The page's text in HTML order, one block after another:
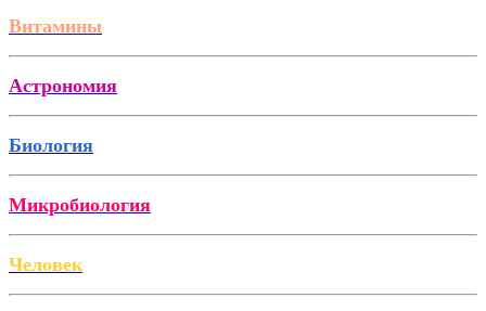
Витамины
Астрономия
Биология
Микробиология
Человек